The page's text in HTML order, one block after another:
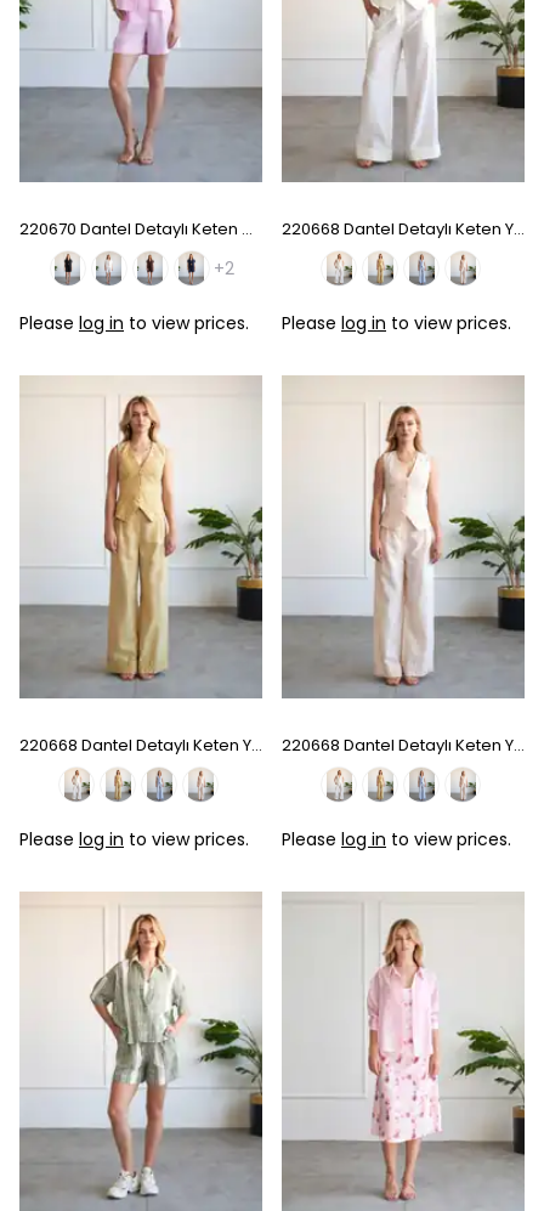
220670 Dantel Detaylı Keten Gömlek Şort Takım - Pink
+2
Please log in to view prices.
220668 Dantel Detaylı Keten Yelek Pantolon Takım - White
Please log in to view prices.
220668 Dantel Detaylı Keten Yelek Pantolon Takım - Hardal
Please log in to view prices.
220668 Dantel Detaylı Keten Yelek Pantolon Takım - Cream
Please log in to view prices.